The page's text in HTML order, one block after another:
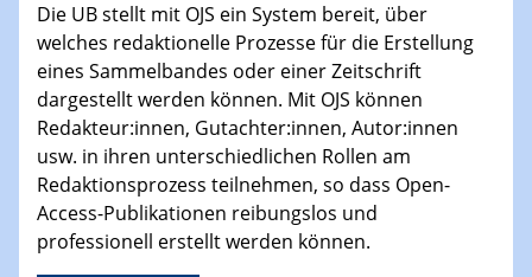
Die UB stellt mit OJS ein System bereit, über
welches redaktionelle Prozesse für die Erstellung
eines Sammelbandes oder einer Zeitschrift
dargestellt werden können. Mit OJS können
Redakteur:innen, Gutachter:innen, Autor:innen
usw. in ihren unterschiedlichen Rollen am
Redaktionsprozess teilnehmen, so dass Open-
Access-Publikationen reibungslos und
professionell erstellt werden können.